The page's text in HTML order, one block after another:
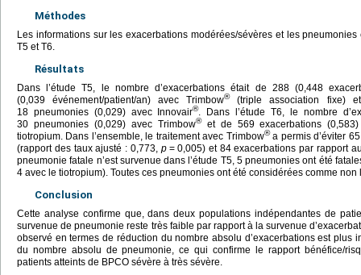
Méthodes
Les informations sur les exacerbations modérées/sévères et les
T5 et T6.
Résultats
Dans l’étude T5, le nombre d’exacerbations était de 288 (0,448
(0,039 événement/patient/an) avec Trimbow®(triple association fixe)
18 pneumonies (0,029) avec Innovair®. Dans l’étude T6, le nombre
30 pneumonies (0,029) avec Trimbow®et de 569 exacerbations
tiotropium. Dans l’ensemble, le traitement avec Trimbow®a permis d’éviter
(rapport des taux ajusté : 0,773, p = 0,005) et 84 exacerbations par rapport
pneumonie fatale n’est survenue dans l’étude T5, 5 pneumonies ont été
4 avec le tiotropium). Toutes ces pneumonies ont été considérées comme non
Conclusion
Cette analyse confirme que, dans deux populations indépendantes de
survenue de pneumonie reste très faible par rapport à la survenue
observé en termes de réduction du nombre absolu d’exacerbations est plus
du nombre absolu de pneumonie, ce qui confirme le rapport bénéfice/
patients atteints de BPCO sévère à très sévère.